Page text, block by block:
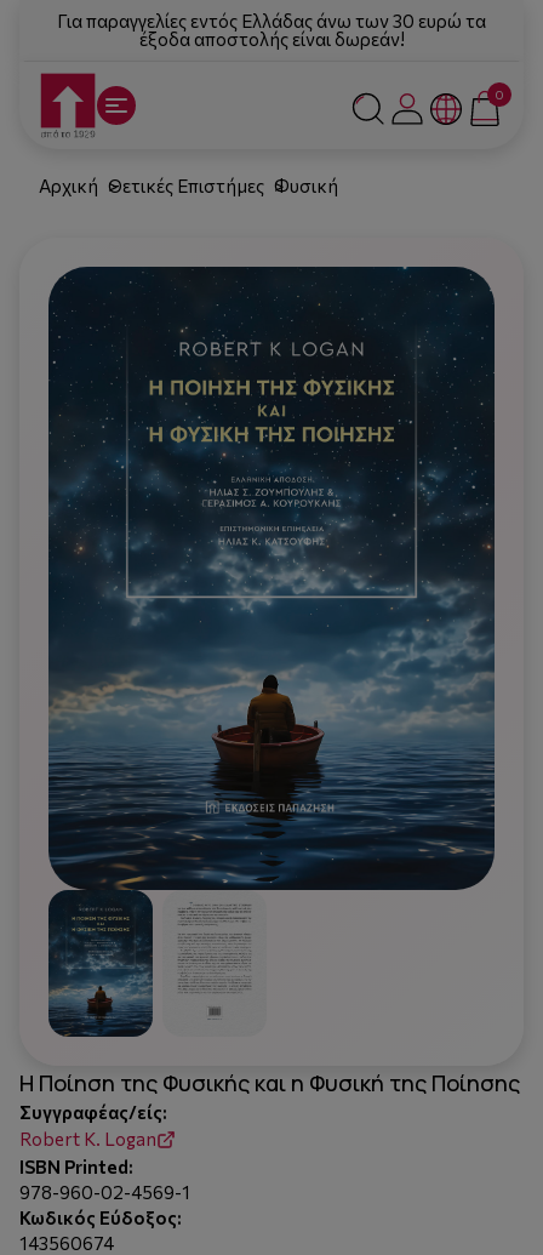
Για παραγγελίες εντός Ελλάδας άνω των 30 ευρώ τα
έξοδα αποστολής είναι δωρεάν!
0
Αρχική Θετικές Επιστήμες Φυσική
Η Ποίηση της Φυσικής και η Φυσική της Ποίησης
Συγγραφέας/είς:
Robert K. Logan
ISBN Printed:
978-960-02-4569-1
Κωδικός Εύδοξος:
143560674